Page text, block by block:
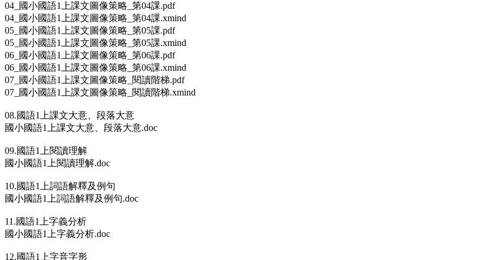
04_國小國語1上課文圖像策略_第04課.pdf
04_國小國語1上課文圖像策略_第04課.xmind
05_國小國語1上課文圖像策略_第05課.pdf
05_國小國語1上課文圖像策略_第05課.xmind
06_國小國語1上課文圖像策略_第06課.pdf
06_國小國語1上課文圖像策略_第06課.xmind
07_國小國語1上課文圖像策略_閱讀階梯.pdf
07_國小國語1上課文圖像策略_閱讀階梯.xmind
08.國語1上課文大意、段落大意
國小國語1上課文大意、段落大意.doc
09.國語1上閱讀理解
國小國語1上閱讀理解.doc
10.國語1上詞語解釋及例句
國小國語1上詞語解釋及例句.doc
11.國語1上字義分析
國小國語1上字義分析.doc
12.國語1上字音字形